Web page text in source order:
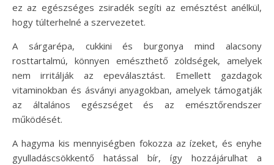
ez az egészséges zsiradék segíti az emésztést anélkül,
hogy túlterhelné a szervezetet.
A sárgarépa, cukkini és burgonya mind alacsony
rosttartalmú, könnyen emészthető zöldségek, amelyek
nem irritálják az epeválasztást. Emellett gazdagok
vitaminokban és ásványi anyagokban, amelyek támogatják
az általános egészséget és az emésztőrendszer
működését.
A hagyma kis mennyiségben fokozza az ízeket, és enyhe
gyulladáscsökkentő hatással bír, így hozzájárulhat a